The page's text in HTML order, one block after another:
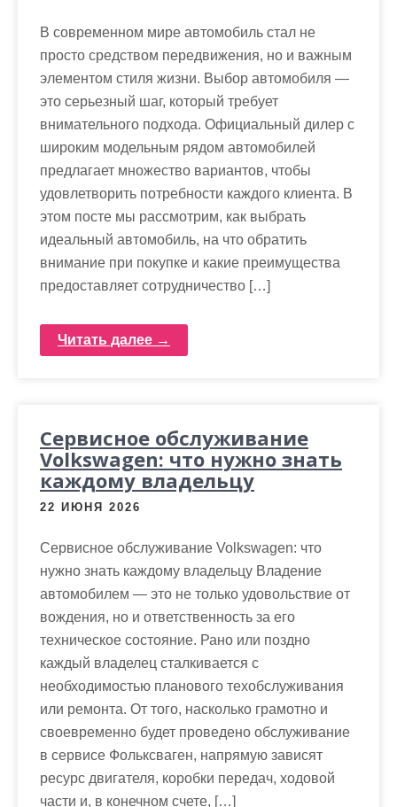
В современном мире автомобиль стал не
просто средством передвижения, но и важным
элементом стиля жизни. Выбор автомобиля —
это серьезный шаг, который требует
внимательного подхода. Официальный дилер с
широким модельным рядом автомобилей
предлагает множество вариантов, чтобы
удовлетворить потребности каждого клиента. В
этом посте мы рассмотрим, как выбрать
идеальный автомобиль, на что обратить
внимание при покупке и какие преимущества
предоставляет сотрудничество […]
Читать далее →
Сервисное обслуживание
Volkswagen: что нужно знать
каждому владельцу
22 ИЮНЯ 2026
Сервисное обслуживание Volkswagen: что
нужно знать каждому владельцу Владение
автомобилем — это не только удовольствие от
вождения, но и ответственность за его
техническое состояние. Рано или поздно
каждый владелец сталкивается с
необходимостью планового техобслуживания
или ремонта. От того, насколько грамотно и
своевременно будет проведено обслуживание
в сервисе Фольксваген, напрямую зависят
ресурс двигателя, коробки передач, ходовой
части и, в конечном счете, […]